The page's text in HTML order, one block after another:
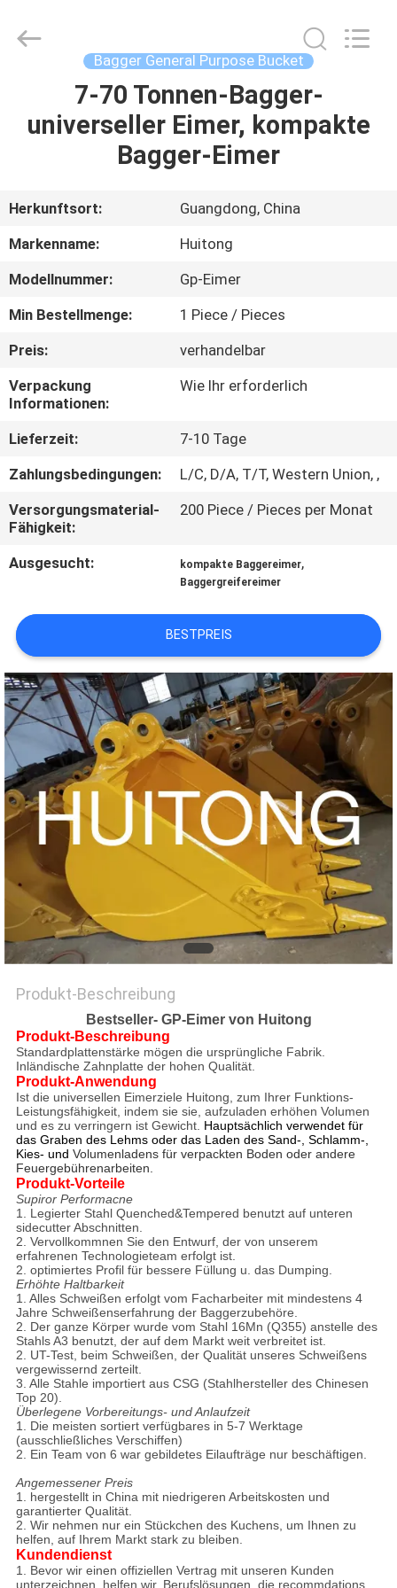
HAUSE
VR-
SHOW
ÜBER
UNS
WERKSBESICHTIGUNG
QUALITÄTSKONTROLLE
NEUIGKEITEN
BITTE UM
EIN
ANGEBOT
SEITENVERZEICHNIS
DATENSCHUTZ-
BESTIMMUNGEN
Bagger General Purpose Bucket
7-70 Tonnen-Bagger-
universeller Eimer, kompakte
Bagger-Eimer
Herkunftsort:
Guangdong, China
Markenname:
Huitong
Modellnummer:
Gp-Eimer
Min Bestellmenge:
1 Piece / Pieces
Preis:
verhandelbar
Verpackung
Informationen:
Wie Ihr erforderlich
Lieferzeit:
7-10 Tage
Zahlungsbedingungen:
L/C, D/A, T/T, Western Union, ,
Versorgungsmaterial-
Fähigkeit:
200 Piece / Pieces per Monat
Ausgesucht: kompakte Baggereimer,
Baggergreifereimer
BESTPREIS
Produkt-Beschreibung
Bestseller- GP-Eimer von Huitong
Produkt-Beschreibung
Standardplattenstärke mögen die ursprüngliche Fabrik.
Inländische Zahnplatte der hohen Qualität.
Produkt-Anwendung
Ist die universellen Eimerziele Huitong, zum Ihrer Funktions-
Leistungsfähigkeit, indem sie sie, aufzuladen erhöhen Volumen
und es zu verringern ist Gewicht. Hauptsächlich verwendet für
das Graben des Lehms oder das Laden des Sand-, Schlamm-,
Kies- und Volumenladens für verpackten Boden oder andere
Feuergebührenarbeiten.
Produkt-Vorteile
Supiror Performacne
1. Legierter Stahl Quenched&Tempered benutzt auf unteren
sidecutter Abschnitten.
2. Vervollkommnen Sie den Entwurf, der von unserem
erfahrenen Technologieteam erfolgt ist.
2. optimiertes Profil für bessere Füllung u. das Dumping.
Erhöhte Haltbarkeit
1. Alles Schweißen erfolgt vom Facharbeiter mit mindestens 4
Jahre Schweißenserfahrung der Baggerzubehöre.
2. Der ganze Körper wurde vom Stahl 16Mn (Q355) anstelle des
Stahls A3 benutzt, der auf dem Markt weit verbreitet ist.
2. UT-Test, beim Schweißen, der Qualität unseres Schweißens
vergewissernd zerteilt.
3. Alle Stahle importiert aus CSG (Stahlhersteller des Chinesen
Top 20).
Überlegene Vorbereitungs- und Anlaufzeit
1. Die meisten sortiert verfügbares in 5-7 Werktage
(ausschließliches Verschiffen)
2. Ein Team von 6 war gebildetes Eilaufträge nur beschäftigen.
Angemessener Preis
1. hergestellt in China mit niedrigeren Arbeitskosten und
garantierter Qualität.
2. Wir nehmen nur ein Stückchen des Kuchens, um Ihnen zu
helfen, auf Ihrem Markt stark zu bleiben.
Kundendienst
1. Bevor wir einen offiziellen Vertrag mit unseren Kunden
unterzeichnen, helfen wir, Berufslösungen, die recommdations